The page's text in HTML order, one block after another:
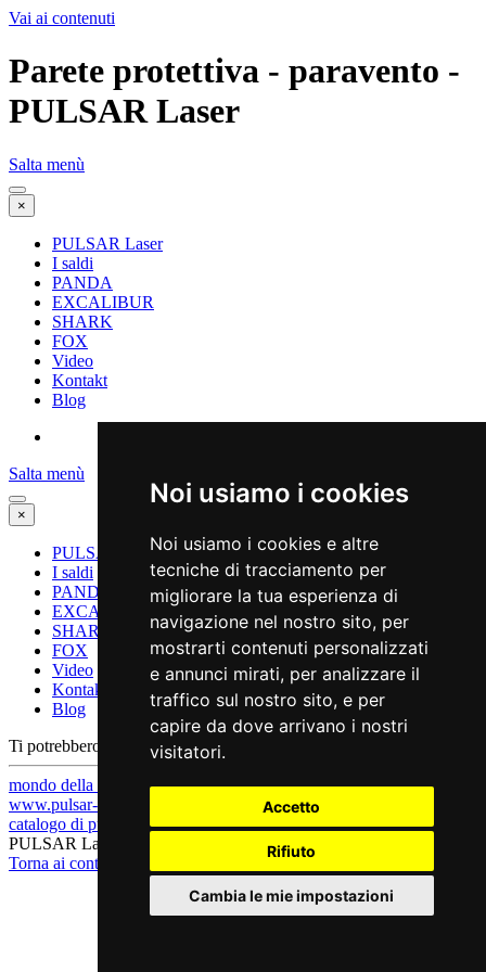
Noi usiamo i cookies
Noi usiamo i cookies e altre
tecniche di tracciamento per
migliorare la tua esperienza di
navigazione nel nostro sito, per
mostrarti contenuti personalizzati
e annunci mirati, per analizzare il
traffico sul nostro sito, e per
capire da dove arrivano i nostri
visitatori.
Accetto
Rifiuto
Cambia le mie impostazioni
Vai ai contenuti
Parete protettiva - paravento -
PULSAR Laser
Salta menù
×
PULSAR Laser
I saldi
PANDA
EXCALIBUR
SHARK
FOX
Video
Kontakt
Blog
Salta menù
×
PULSAR Laser
I saldi
PANDA
EXCALIBUR
SHARK
FOX
Video
Kontakt
Blog
Ti potrebbero interessare
mondo della tecnologia di pulizia laser
www.pulsar-laser.com
catalogo di pulitori laser
PULSAR Laser (c) 2026
Torna ai contenuti